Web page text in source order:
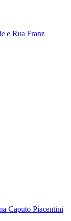
e Rua Franz
Caputo Piacentini